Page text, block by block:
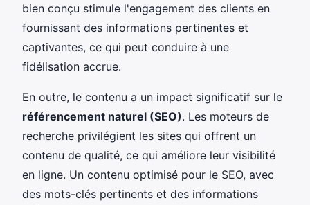
bien conçu stimule l'engagement des clients en
fournissant des informations pertinentes et
captivantes, ce qui peut conduire à une
fidélisation accrue.
En outre, le contenu a un impact significatif sur le
référencement naturel (SEO). Les moteurs de
recherche privilégient les sites qui offrent un
contenu de qualité, ce qui améliore leur visibilité
en ligne. Un contenu optimisé pour le SEO, avec
des mots-clés pertinents et des informations